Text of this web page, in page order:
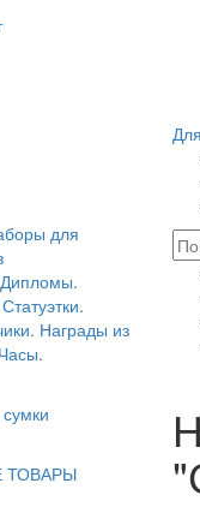
для
Награды из
ТОВАРЫ